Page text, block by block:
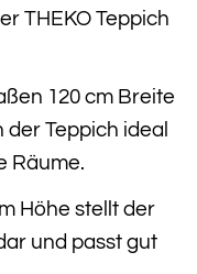
THEKO Teppich
120 cm Breite
Teppich ideal
Räume.
Höhe stellt der
und passt gut